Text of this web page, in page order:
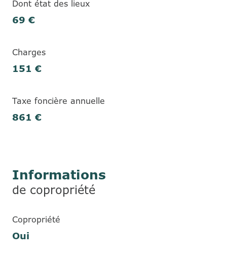
Dont état des lieux
69 €
Charges
151 €
Taxe foncière annuelle
861 €
Informations
de copropriété
Copropriété
Oui